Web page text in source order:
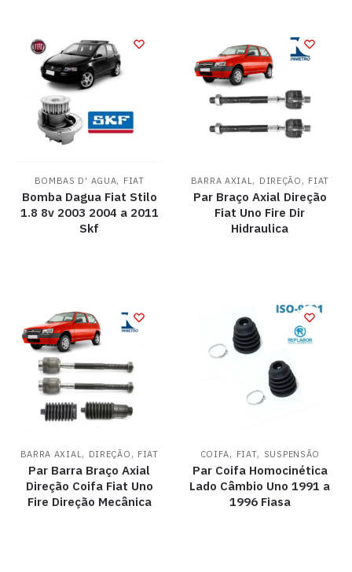
BOMBAS D' AGUA, FIAT
Bomba Dagua Fiat Stilo
1.8 8v 2003 2004 a 2011
Skf
BARRA AXIAL, DIREÇÃO , FIAT
Par Braço Axial Direção
Fiat Uno Fire Dir
Hidraulica
BARRA AXIAL, DIREÇÃO , FIAT
Par Barra Braço Axial
Direção Coifa Fiat Uno
Fire Direção Mecânica
COIFA, FIAT, SUSPENSÃO
Par Coifa Homocinética
Lado Câmbio Uno 1991 a
1996 Fiasa